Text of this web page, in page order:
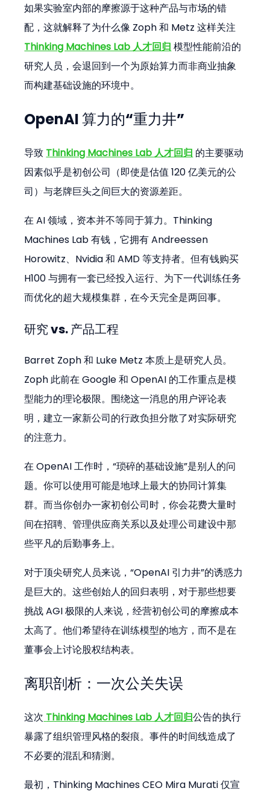
如果实验室内部的摩擦源于这种产品与市场的错
配，这就解释了为什么像 Zoph 和 Metz 这样关注
Thinking Machines Lab 人才回归 模型性能前沿的
研究人员，会退回到一个为原始算力而非商业抽象
而构建基础设施的环境中。
OpenAI 算力的“重力井”
导致 Thinking Machines Lab 人才回归 的主要驱动
因素似乎是初创公司（即使是估值 120 亿美元的公
司）与老牌巨头之间巨大的资源差距。
在 AI 领域，资本并不等同于算力。Thinking
Machines Lab 有钱，它拥有 Andreessen
Horowitz、Nvidia 和 AMD 等支持者。但有钱购买
H100 与拥有一套已经投入运行、为下一代训练任务
而优化的超大规模集群，在今天完全是两回事。
研究 vs. 产品工程
Barret Zoph 和 Luke Metz 本质上是研究人员。
Zoph 此前在 Google 和 OpenAI 的工作重点是模
型能力的理论极限。围绕这一消息的用户评论表
明，建立一家新公司的行政负担分散了对实际研究
的注意力。
在 OpenAI 工作时，“琐碎的基础设施”是别人的问
题。你可以使用可能是地球上最大的协同计算集
群。而当你创办一家初创公司时，你会花费大量时
间在招聘、管理供应商关系以及处理公司建设中那
些平凡的后勤事务上。
对于顶尖研究人员来说，“OpenAI 引力井”的诱惑力
是巨大的。这些创始人的回归表明，对于那些想要
挑战 AGI 极限的人来说，经营初创公司的摩擦成本
太高了。他们希望待在训练模型的地方，而不是在
董事会上讨论股权结构表。
离职剖析：一次公关失误
这次 Thinking Machines Lab 人才回归公告的执行
暴露了组织管理风格的裂痕。事件的时间线造成了
不必要的混乱和猜测。
最初，Thinking Machines CEO Mira Murati 仅宣